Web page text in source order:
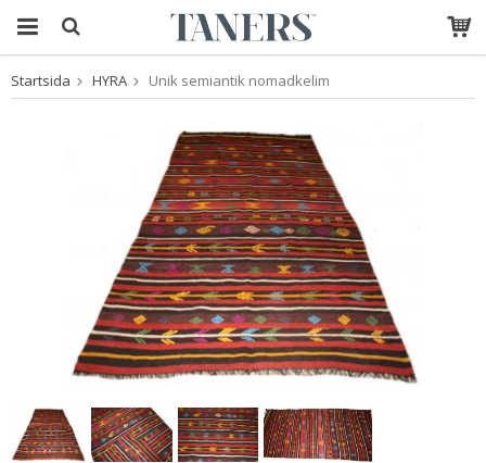
Produkten har blivit
tillagd i varukorgen
Startsida HYRA Unik semiantik nomadkelim